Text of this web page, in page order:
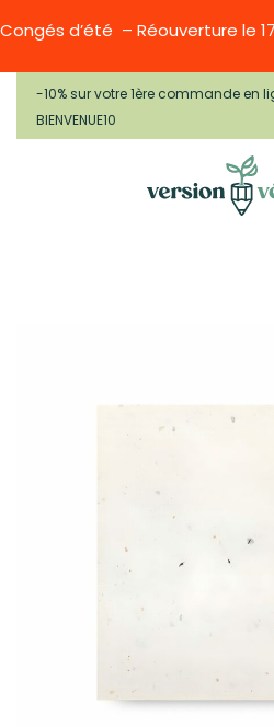
Congés d’été – Réouverture le
-10% sur votre 1ère commande en
BIENVENUE10